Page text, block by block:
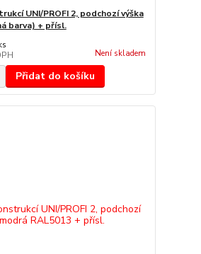
UNI/PROFI 2, podchozí výška
barva) + přísl.
Není skladem
Přidat do košíku